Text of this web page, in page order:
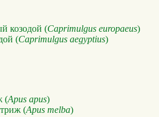
козодой (Caprimulgus europaeus)
(Caprimulgus aegyptius)
(Apus apus)
(Apus melba)